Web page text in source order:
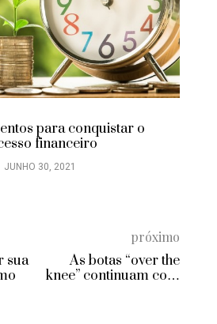
para conquistar o
financeiro
JUNHO 30, 2021
sua
próximo
As botas “over the
knee” continuam com